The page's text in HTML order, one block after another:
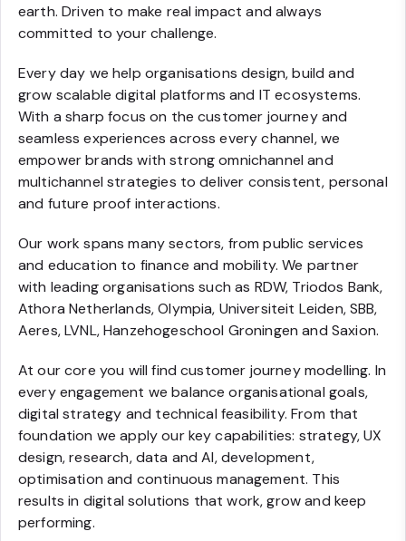
earth. Driven to make real impact and always
committed to your challenge.
Every day we help organisations design, build and
grow scalable digital platforms and IT ecosystems.
With a sharp focus on the customer journey and
seamless experiences across every channel, we
empower brands with strong omnichannel and
multichannel strategies to deliver consistent, personal
and future proof interactions.
Our work spans many sectors, from public services
and education to finance and mobility. We partner
with leading organisations such as RDW, Triodos Bank,
Athora Netherlands, Olympia, Universiteit Leiden, SBB,
Aeres, LVNL, Hanzehogeschool Groningen and Saxion.
At our core you will find customer journey modelling. In
every engagement we balance organisational goals,
digital strategy and technical feasibility. From that
foundation we apply our key capabilities: strategy, UX
design, research, data and AI, development,
optimisation and continuous management. This
results in digital solutions that work, grow and keep
performing.